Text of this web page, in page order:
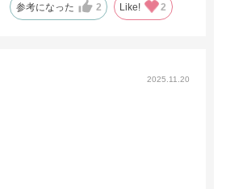
参考になった 2 Like! 2
2025.11.20